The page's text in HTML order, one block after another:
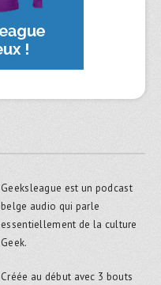
Geeksleague est un podcast
belge audio qui parle
essentiellement de la culture
Geek.
Créée au début avec 3 bouts